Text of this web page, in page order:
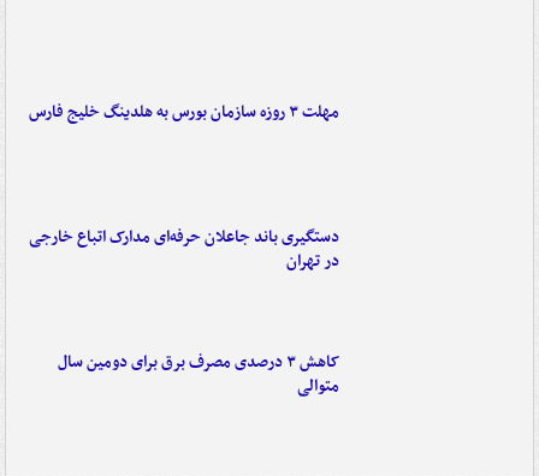
مهلت ۳ روزه سازمان بورس به هلدینگ خلیج فارس
دستگیری باند جاعلان حرفه‌ای مدارک اتباع خارجی
در تهران
کاهش ۳ درصدی مصرف برق برای دومین سال
متوالی